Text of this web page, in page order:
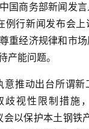
国商务部新闻发
例行新闻发布会
重经济规律和市
产能问题。
意推动出台所谓新
歧视性限制措施
会以保护本土钢铁